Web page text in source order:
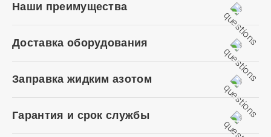
Наши преимущества
Доставка оборудования
Заправка жидким азотом
Гарантия и срок службы